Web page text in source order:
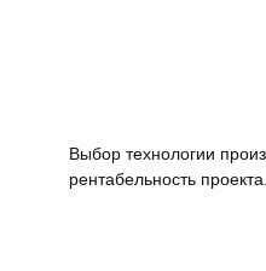
Выбор технологии
рентабельность проекта.